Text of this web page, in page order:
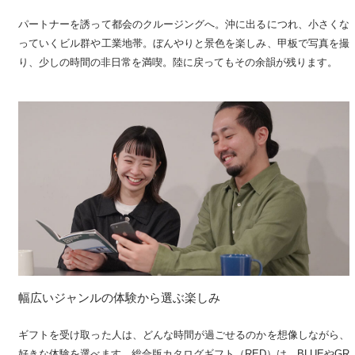
パートナーを誘って都会のクルージングへ。沖に出るにつれ、小さくな
っていくビル群や工業地帯。ぼんやりと景色を楽しみ、甲板で写真を撮
り、少しの時間の非日常を満喫。陸に戻ってもその余韻が残ります。
幅広いジャンルの体験から選ぶ楽しみ
ギフトを受け取った人は、どんな時間が過ごせるのかを想像しながら、